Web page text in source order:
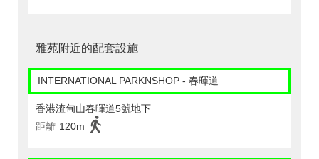
雅苑附近的配套設施
INTERNATIONAL PARKNSHOP - 春暉道
香港渣甸山春暉道5號地下
距離 120m